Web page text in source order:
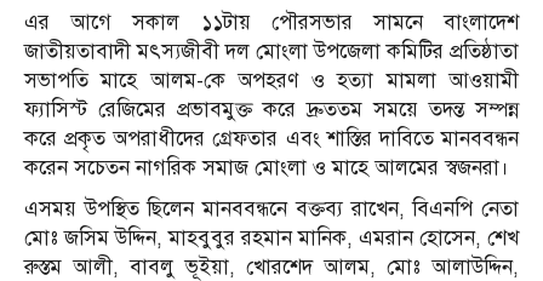
এর আগে সকাল ১১টায় পৌরসভার সামনে বাংলাদেশ
জাতীয়তাবাদী মৎস্যজীবী দল মোংলা উপজেলা কমিটির প্রতিষ্ঠাতা
সভাপতি মাহে আলম-কে অপহরণ ও হত্যা মামলা আওয়ামী
ফ্যাসিস্ট রেজিমের প্রভাবমুক্ত করে দ্রুততম সময়ে তদন্ত সম্পন্ন
করে প্রকৃত অপরাধীদের গ্রেফতার এবং শাস্তির দাবিতে মানববন্ধন
করেন সচেতন নাগরিক সমাজ মোংলা ও মাহে আলমের স্বজনরা।
এসময় উপস্থিত ছিলেন মানববন্ধনে বক্তব্য রাখেন, বিএনপি নেতা
মোঃ জসিম উদ্দিন, মাহবুবুর রহমান মানিক, এমরান হোসেন, শেখ
রুস্তম আলী, বাবলু ভূইয়া, খোরশেদ আলম, মোঃ আলাউদ্দিন,